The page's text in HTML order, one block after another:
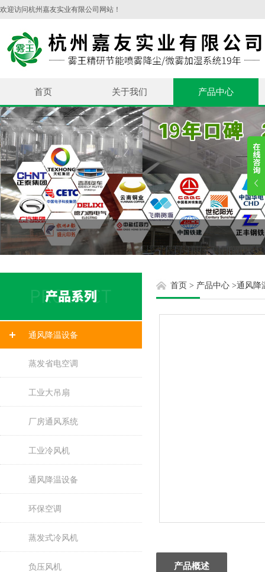
欢迎访问杭州嘉友实业有限公司网站！
首页 关于我们 产品中心
通风降温设备
蒸发省电空调
工业大吊扇
厂房通风系统
工业冷风机
通风降温设备
环保空调
蒸发式冷风机
负压风机
首页 > 产品中心 >通风降
产品概述